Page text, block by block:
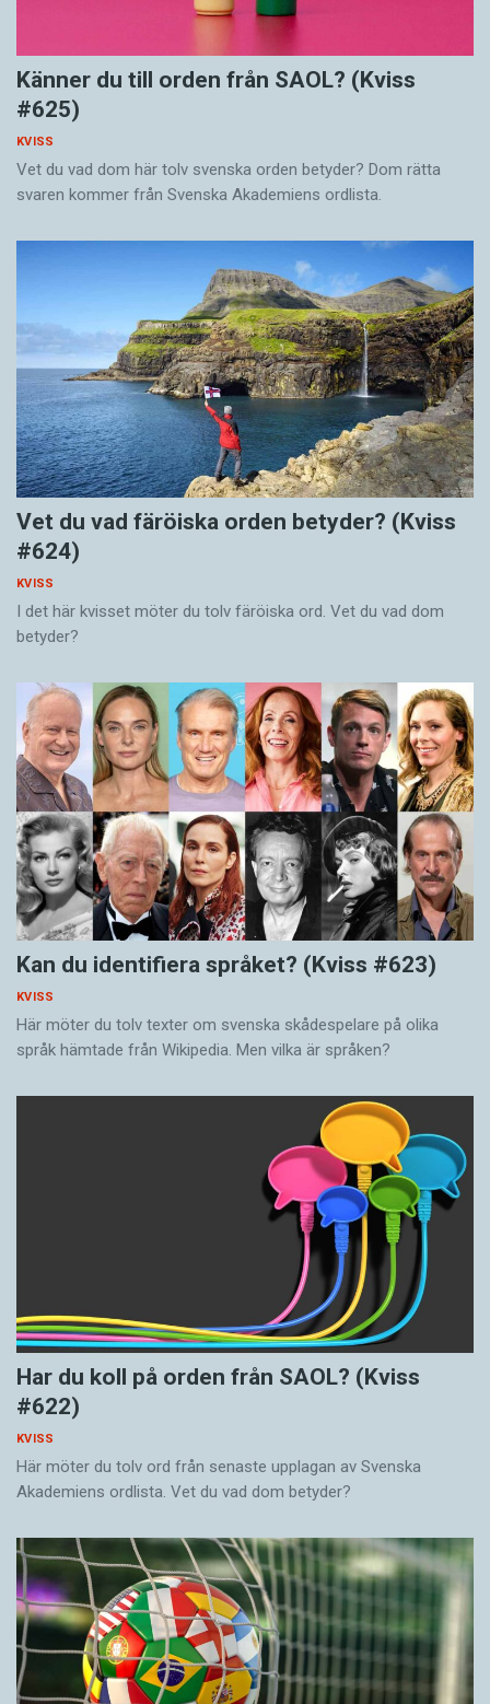
Känner du till orden från SAOL? (Kviss
#625)
KVISS
Vet du vad dom här tolv svenska orden betyder? Dom rätta
svaren kommer från Svenska Akademiens ordlista.
Vet du vad färöiska orden betyder? (Kviss
#624)
KVISS
I det här kvisset möter du tolv färöiska ord. Vet du vad dom
betyder?
Kan du identifiera språket? (Kviss #623)
KVISS
Här möter du tolv texter om svenska skådespelare på olika
språk hämtade från Wikipedia. Men vilka är språken?
Har du koll på orden från SAOL? (Kviss
#622)
KVISS
Här möter du tolv ord från senaste upplagan av Svenska
Akademiens ordlista. Vet du vad dom betyder?